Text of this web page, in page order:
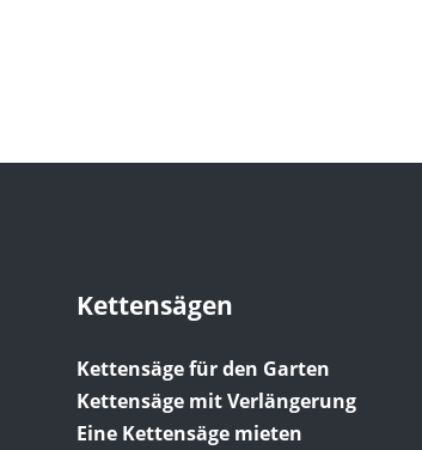
Kettensägen
Kettensäge für den Garten
Kettensäge mit Verlängerung
Eine Kettensäge mieten